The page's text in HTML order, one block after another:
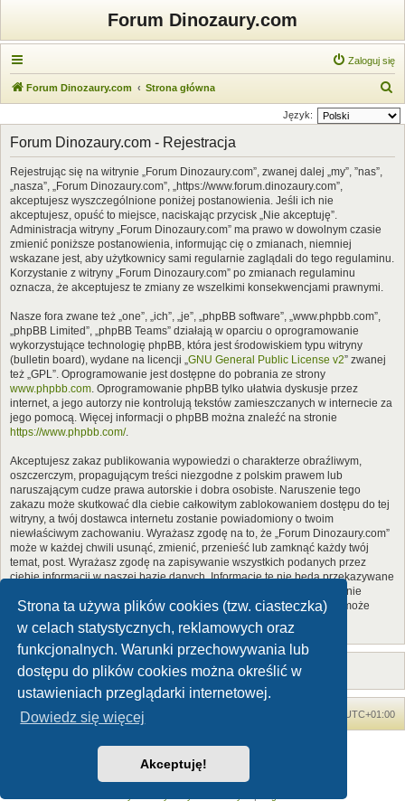
Strona ta używa plików cookies (tzw. ciasteczka)
w celach statystycznych, reklamowych oraz
funkcjonalnych. Warunki przechowywania lub
dostępu do plików cookies można określić w
ustawieniach przeglądarki internetowej.
Dowiedz się więcej
Akceptuję!
Forum Dinozaury.com
Zaloguj się
Forum Dinozaury.com Strona główna
z
Język:
Forum Dinozaury.com - Rejestracja
Rejestrując się na witrynie „Forum Dinozaury.com”, zwanej dalej „my”, ”nas”,
„nasza”, „Forum Dinozaury.com”, „https://www.forum.dinozaury.com”,
akceptujesz wyszczególnione poniżej postanowienia. Jeśli ich nie
akceptujesz, opuść to miejsce, naciskając przycisk „Nie akceptuję”.
Administracja witryny „Forum Dinozaury.com” ma prawo w dowolnym czasie
zmienić poniższe postanowienia, informując cię o zmianach, niemniej
wskazane jest, aby użytkownicy sami regularnie zaglądali do tego regulaminu.
Korzystanie z witryny „Forum Dinozaury.com” po zmianach regulaminu
oznacza, że akceptujesz te zmiany ze wszelkimi konsekwencjami prawnymi.
Nasze fora zwane też „one”, „ich”, „je”, „phpBB software”, „www.phpbb.com”,
„phpBB Limited”, „phpBB Teams” działają w oparciu o oprogramowanie
wykorzystujące technologię phpBB, która jest środowiskiem typu witryny
(bulletin board), wydane na licencji „GNU General Public License v2” zwanej
też „GPL”. Oprogramowanie jest dostępne do pobrania ze strony
www.phpbb.com. Oprogramowanie phpBB tylko ułatwia dyskusje przez
internet, a jego autorzy nie kontrolują tekstów zamieszczanych w internecie za
jego pomocą. Więcej informacji o phpBB można znaleźć na stronie
https://www.phpbb.com/.
Akceptujesz zakaz publikowania wypowiedzi o charakterze obraźliwym,
oszczerczym, propagującym treści niezgodne z polskim prawem lub
naruszającym cudze prawa autorskie i dobra osobiste. Naruszenie tego
zakazu może skutkować dla ciebie całkowitym zablokowaniem dostępu do tej
witryny, a twój dostawca internetu zostanie powiadomiony o twoim
niewłaściwym zachowaniu. Wyrażasz zgodę na to, że „Forum Dinozaury.com”
może w każdej chwili usunąć, zmienić, przenieść lub zamknąć każdy twój
temat, post. Wyrażasz zgodę na zapisywanie wszystkich podanych przez
ciebie informacji w naszej bazie danych. Informacje te nie będą przekazywane
nikomu bez twojej zgody, ale ani „Forum Dinozaury.com”, ani phpBB nie
ponosi odpowiedzialności za włamania do witryny, podczas których może
dojść do kradzieży danych.
Forum Dinozaury.com UTC+01:00
Dinozaury.com© 2006-2020
Technologię dostarczaphpBB® Forum Software © phpBB Limited
Polski pakiet językowy dostarcza